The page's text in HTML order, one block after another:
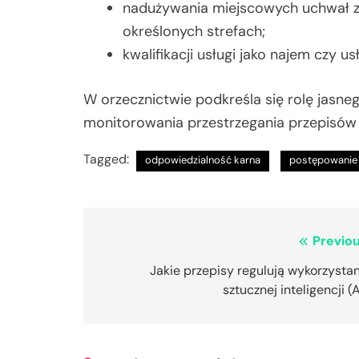
nadużywania miejscowych
określonych strefach;
kwalifikacji usługi jako najem czy
W orzecznictwie podkreśla się rolę
monitorowania przestrzegania
Tagged: odpowiedzialność karna postępowanie
wpisuJakie przepisy regulują
sztucznej inteligencji